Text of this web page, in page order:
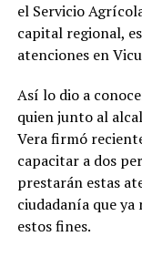
el Servicio
capital regional,
atenciones en
Así lo dio a
quien junto al
Vera firmó
capacitar a dos
prestarán estas
ciudadanía que ya
estos fines.